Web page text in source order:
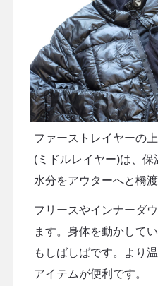
ファーストレイヤーの
(ミドルレイヤー)は、
水分をアウターへと橋
フリースやインナーダ
ます。身体を動かして
もしばしばです。より
アイテムが便利です。